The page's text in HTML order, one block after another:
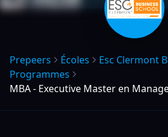
Prepeers Écoles
Esc Clermont
Programmes
MBA - Executive Master en